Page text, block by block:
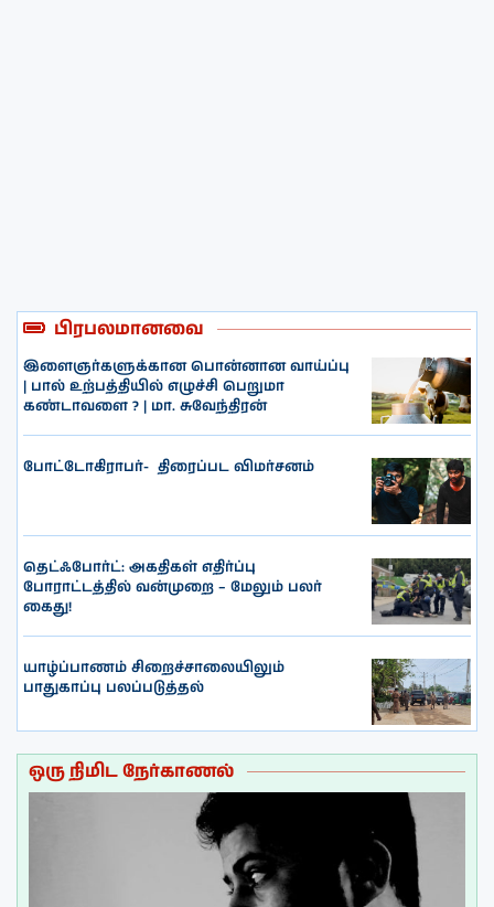
பிரபலமானவை
இளைஞர்களுக்கான பொன்னான வாய்ப்பு
| பால் உற்பத்தியில் எழுச்சி பெறுமா
கண்டாவளை ? | மா. சுவேந்திரன்
போட்டோகிராபர்- ‌ திரைப்பட விமர்சனம்
தெட்ஃபோர்ட்: அகதிகள் எதிர்ப்பு
போராட்டத்தில் வன்முறை – மேலும் பலர்
கைது!
யாழ்ப்பாணம் சிறைச்சாலையிலும்
பாதுகாப்பு பலப்படுத்தல்
ஒரு நிமிட நேர்காணல்